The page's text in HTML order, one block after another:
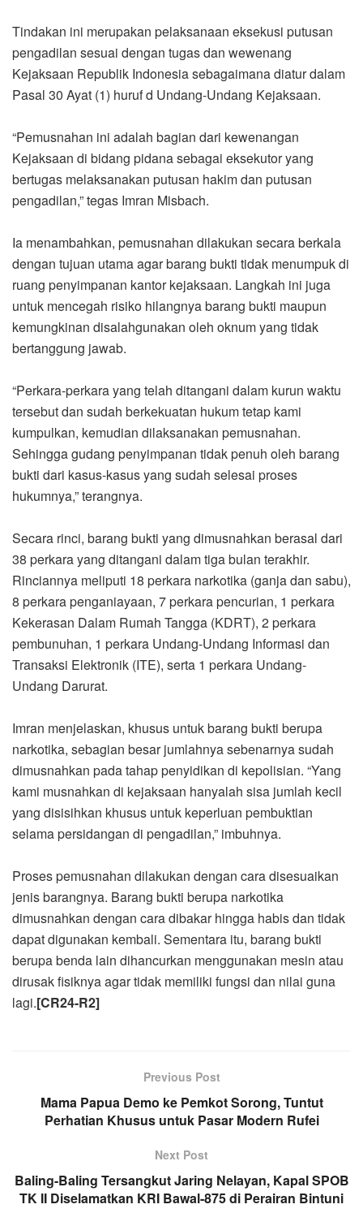
Tindakan ini merupakan pelaksanaan eksekusi putusan
pengadilan sesuai dengan tugas dan wewenang
Kejaksaan Republik Indonesia sebagaimana diatur dalam
Pasal 30 Ayat (1) huruf d Undang-Undang Kejaksaan.
“Pemusnahan ini adalah bagian dari kewenangan
Kejaksaan di bidang pidana sebagai eksekutor yang
bertugas melaksanakan putusan hakim dan putusan
pengadilan,” tegas Imran Misbach.
Ia menambahkan, pemusnahan dilakukan secara berkala
dengan tujuan utama agar barang bukti tidak menumpuk di
ruang penyimpanan kantor kejaksaan. Langkah ini juga
untuk mencegah risiko hilangnya barang bukti maupun
kemungkinan disalahgunakan oleh oknum yang tidak
bertanggung jawab.
“Perkara-perkara yang telah ditangani dalam kurun waktu
tersebut dan sudah berkekuatan hukum tetap kami
kumpulkan, kemudian dilaksanakan pemusnahan.
Sehingga gudang penyimpanan tidak penuh oleh barang
bukti dari kasus-kasus yang sudah selesai proses
hukumnya,” terangnya.
Secara rinci, barang bukti yang dimusnahkan berasal dari
38 perkara yang ditangani dalam tiga bulan terakhir.
Rinciannya meliputi 18 perkara narkotika (ganja dan sabu),
8 perkara penganiayaan, 7 perkara pencurian, 1 perkara
Kekerasan Dalam Rumah Tangga (KDRT), 2 perkara
pembunuhan, 1 perkara Undang-Undang Informasi dan
Transaksi Elektronik (ITE), serta 1 perkara Undang-
Undang Darurat.
Imran menjelaskan, khusus untuk barang bukti berupa
narkotika, sebagian besar jumlahnya sebenarnya sudah
dimusnahkan pada tahap penyidikan di kepolisian. “Yang
kami musnahkan di kejaksaan hanyalah sisa jumlah kecil
yang disisihkan khusus untuk keperluan pembuktian
selama persidangan di pengadilan,” imbuhnya.
Proses pemusnahan dilakukan dengan cara disesuaikan
jenis barangnya. Barang bukti berupa narkotika
dimusnahkan dengan cara dibakar hingga habis dan tidak
dapat digunakan kembali. Sementara itu, barang bukti
berupa benda lain dihancurkan menggunakan mesin atau
dirusak fisiknya agar tidak memiliki fungsi dan nilai guna
lagi.[CR24-R2]
Previous Post
Mama Papua Demo ke Pemkot Sorong, Tuntut
Perhatian Khusus untuk Pasar Modern Rufei
Next Post
Baling-Baling Tersangkut Jaring Nelayan, Kapal SPOB
TK II Diselamatkan KRI Bawal-875 di Perairan Bintuni